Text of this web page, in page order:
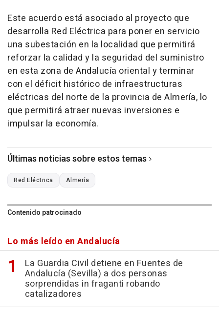
Este acuerdo está asociado al proyecto que
desarrolla Red Eléctrica para poner en servicio
una subestación en la localidad que permitirá
reforzar la calidad y la seguridad del suministro
en esta zona de Andalucía oriental y terminar
con el déficit histórico de infraestructuras
eléctricas del norte de la provincia de Almería, lo
que permitirá atraer nuevas inversiones e
impulsar la economía.
Últimas noticias sobre estos temas
Red Eléctrica Almería
Contenido patrocinado
Lo más leído en Andalucía
La Guardia Civil detiene en Fuentes de
Andalucía (Sevilla) a dos personas
sorprendidas in fraganti robando
catalizadores